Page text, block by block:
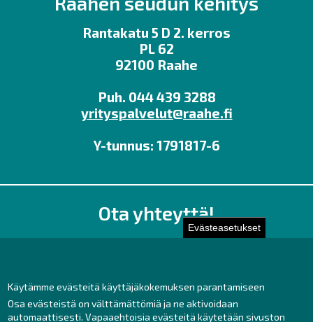
Evästeasetukset
Käytämme evästeitä käyttäjäkokemuksen parantamiseen
Osa evästeistä on välttämättömiä ja ne aktivoidaan
automaattisesti. Vapaaehtoisia evästeitä käytetään sivuston
Rantakatu 5 D 2. kerros
PL 62
92100 Raahe
Puh. 044 439 3288
yrityspalvelut@raahe.fi
Y-tunnus: 1791817-6
Ota yhteyttä!
Toimisto
Facebook